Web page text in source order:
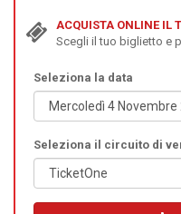
ACQUISTA ONLINE IL
Scegli il tuo biglietto e
Seleziona la data
Seleziona il circuito di